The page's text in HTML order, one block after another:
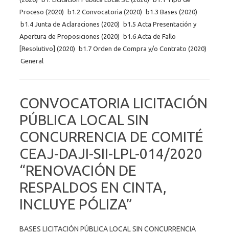
Proceso (2020) b1.2 Convocatoria (2020) b1.3 Bases (2020)
b1.4 Junta de Aclaraciones (2020) b1.5 Acta Presentación y
Apertura de Proposiciones (2020) b1.6 Acta de Fallo
[Resolutivo] (2020) b1.7 Orden de Compra y/o Contrato (2020)
General
CONVOCATORIA LICITACIÓN
PÚBLICA LOCAL SIN
CONCURRENCIA DE COMITÉ
CEAJ-DAJI-SII-LPL-014/2020
“RENOVACIÓN DE
RESPALDOS EN CINTA,
INCLUYE PÓLIZA”
BASES LICITACIÓN PÚBLICA LOCAL SIN CONCURRENCIA